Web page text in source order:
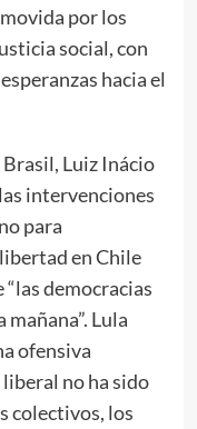
por los
social, con
hacia el
Luiz Inácio
intervenciones
para
en Chile
“las democracias
mañana”. Lula
ofensiva
no ha sido
colectivos, los